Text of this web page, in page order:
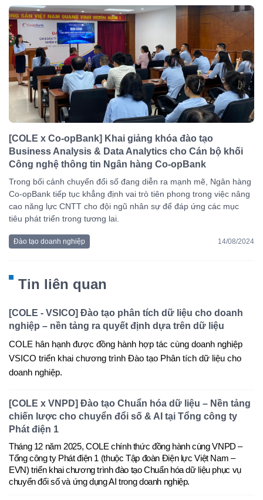
[COLE x Co-opBank] Khai giảng khóa đào tạo
Business Analysis & Data Analytics cho Cán bộ khối
Công nghệ thông tin Ngân hàng Co-opBank
Trong bối cảnh chuyển đổi số đang diễn ra mạnh mẽ, Ngân hàng
Co-opBank tiếp tục khẳng định vai trò tiên phong trong việc nâng
cao năng lực CNTT cho đội ngũ nhân sự để đáp ứng các mục
tiêu phát triển trong tương lai.
Đào tạo doanh nghiệp 14/08/2024
Tin liên quan
[COLE - VSICO] Đào tạo phân tích dữ liệu cho doanh
nghiệp – nền tảng ra quyết định dựa trên dữ liệu
COLE hân hạnh được đồng hành hợp tác cùng doanh nghiệp
VSICO triển khai chương trình Đào tạo Phân tích dữ liệu cho
doanh nghiệp.
[COLE x VNPD] Đào tạo Chuẩn hóa dữ liệu – Nền tảng
chiến lược cho chuyển đổi số & AI tại Tổng công ty
Phát điện 1
Tháng 12 năm 2025, COLE chính thức đồng hành cùngVNPD –
Tổng công ty Phát điện 1 (thuộc Tập đoàn Điện lực Việt Nam –
EVN) triển khai chương trình đào tạoChuẩn hóa dữ liệu phục vụ
chuyển đổi số và ứng dụng AI trong doanh nghiệp.